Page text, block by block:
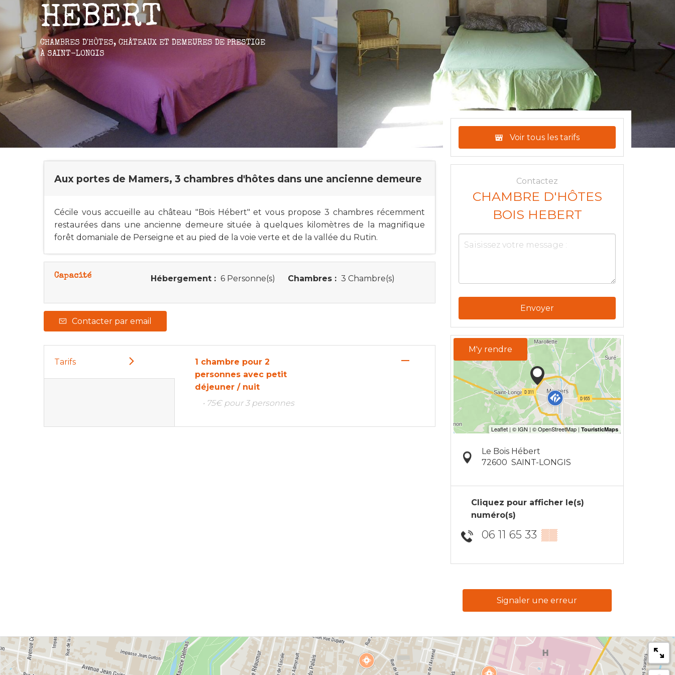
HEBERT
CHAMBRES D'HÔTES, CHÂTEAUX ET DEMEURES DE PRESTIGE
À SAINT-LONGIS
Aux portes de Mamers, 3 chambres d'hôtes dans une ancienne demeure
Cécile vous accueille au château "Bois Hébert" et vous propose 3 chambres récemment
restaurées dans une ancienne demeure située à quelques kilomètres de la magnifique
forêt domaniale de Perseigne et au pied de la voie verte et de la vallée du Rutin.
Capacité Hébergement : 6 Personne(s) Chambres : 3 Chambre(s)
Contacter par email
Tarifs
1 chambre pour 2
personnes avec petit
déjeuner / nuit
—
• 75€ pour 3 personnes
Voir tous les tarifs
Contactez
CHAMBRE D'HÔTES
BOIS HEBERT
Envoyer
M'y rendre
Le Bois Hébert
72600 SAINT-LONGIS
Cliquez pour afficher le(s)
numéro(s)
06 11 65 33 ▒▒
Signaler une erreur